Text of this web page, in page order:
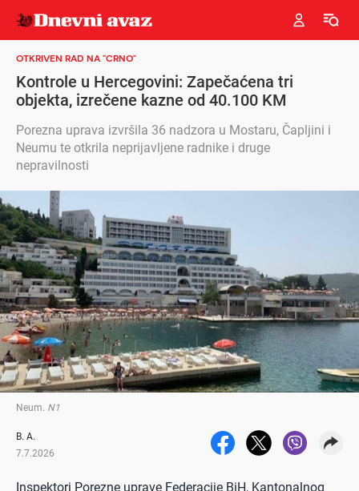
OTKRIVEN RAD NA "CRNO"
Kontrole u Hercegovini: Zapečaćena tri
objekta, izrečene kazne od 40.100 KM
Porezna uprava izvršila 36 nadzora u Mostaru, Čapljini i
Neumu te otkrila neprijavljene radnike i druge
nepravilnosti
Neum. N1
B. A.
7.7.2026
Inspektori Porezne uprave Federacije BiH, Kantonalnog